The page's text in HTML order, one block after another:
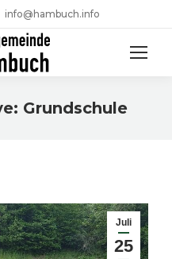
info@hambuch.info
Grundschule
Juli
25